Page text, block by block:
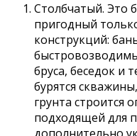
Столбчатый. Это
пригодный
конструкций:
бруса, беседок и
бурятся
грунта строится
подходящей для